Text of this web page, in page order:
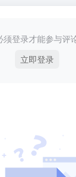
须登录才能参与评
立即登录